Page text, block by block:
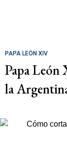
PAPA LEÓN XIV
Papa León
la